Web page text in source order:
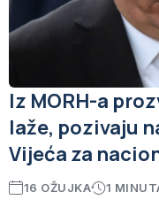
Iz MORH-a
laže, pozivaju
Vijeća za
16 OŽUJKA 1